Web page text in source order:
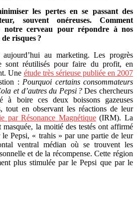
les pertes en se passant des
souvent onéreuses. Comment
notre cerveau pour répondre à nos
de risques ?
aujourd’hui au marketing. Les progrès
sont réutilisés pour faire du profit, en
Une étude très sérieuse publiée en 2007
: Pourquoi certains consommateurs
et d’autres du Pepsi ?Des chercheurs
à boire ces deux boissons gazeuses
tout en observant les réactions de leur
par Résonance Magnétique(IRM). La
masquée, la moitié des testés ont affirmé
Pepsi, « trahis » par une partie de leur
ventral médian où se trouvent les
et de la récompense. Cette région
plus stimulée par le Pepsi que par le